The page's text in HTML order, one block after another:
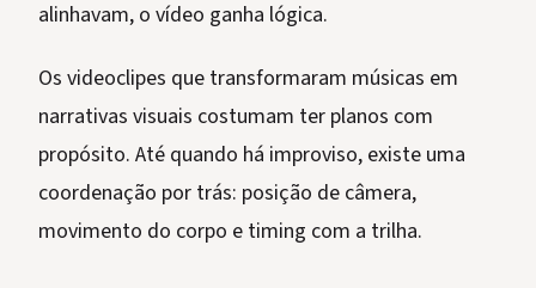
alinhavam, o vídeo ganha lógica.
Os videoclipes que transformaram músicas em
narrativas visuais costumam ter planos com
propósito. Até quando há improviso, existe uma
coordenação por trás: posição de câmera,
movimento do corpo e timing com a trilha.